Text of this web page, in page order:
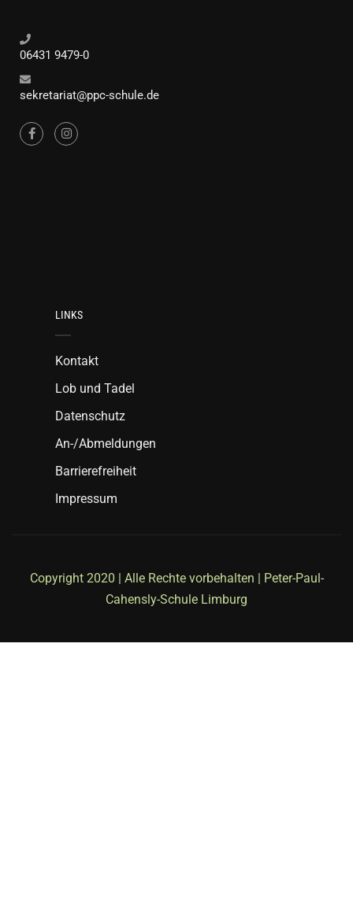
06431 9479-0
sekretariat@ppc-schule.de
LINKS
Kontakt
Lob und Tadel
Datenschutz
An-/Abmeldungen
Barrierefreiheit
Impressum
Copyright 2020 | Alle Rechte vorbehalten | Peter-Paul-
Cahensly-Schule Limburg